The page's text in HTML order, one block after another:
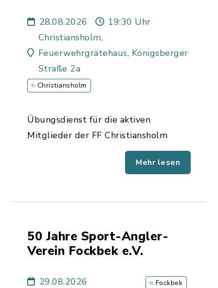
28.08.2026
19:30 Uhr
Christiansholm,
Feuerwehrgrätehaus, Königsberger
Straße 2a
Christiansholm
Übungsdienst für die aktiven
Mitglieder der FF Christiansholm
Mehr lesen
50 Jahre Sport-Angler-
Verein Fockbek e.V.
29.08.2026
Fockbek